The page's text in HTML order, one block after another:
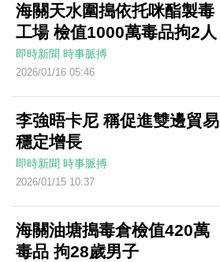
海關天水圍搗依托咪酯製毒
工場 檢值1000萬毒品拘2人
即時新聞 時事脈搏
2026/01/16 05:46
李強晤卡尼 稱促進雙邊貿易
穩定增長
即時新聞 時事脈搏
2026/01/15 10:37
海關油塘搗毒倉檢值420萬
毒品 拘28歲男子